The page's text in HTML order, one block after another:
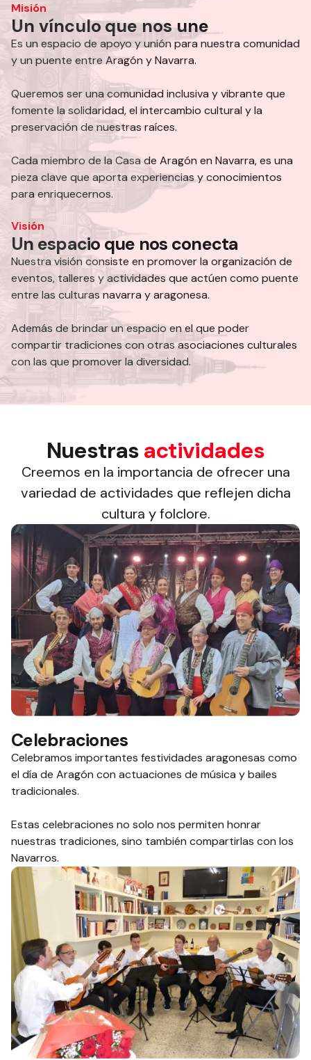
Misión
Un vínculo que nos une
Es un espacio de apoyo y unión para nuestra comunidad
y un puente entre Aragón y Navarra.
Queremos ser una comunidad inclusiva y vibrante que
fomente la solidaridad, el intercambio cultural y la
preservación de nuestras raíces.
Cada miembro de la Casa de Aragón en Navarra, es una
pieza clave que aporta experiencias y conocimientos
para enriquecernos.
Visión
Un espacio que nos conecta
Nuestra visión consiste en promover la organización de
eventos, talleres y actividades que actúen como puente
entre las culturas navarra y aragonesa.
Además de brindar un espacio en el que poder
compartir tradiciones con otras asociaciones culturales
con las que promover la diversidad.
Nuestrasactividades
Creemos en la importancia de ofrecer una
variedad de actividades que reflejen dicha
cultura y folclore.
Celebraciones
Celebramos importantes festividades aragonesas como
el día de Aragón con actuaciones de música y bailes
tradicionales.
Estas celebraciones no solo nos permiten honrar
nuestras tradiciones, sino también compartirlas con los
Navarros.